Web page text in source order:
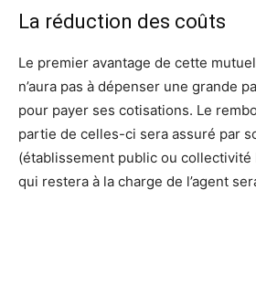
La réduction des coûts
Le premier avantage de cette
n’aura pas à dépenser une grande
pour payer ses cotisations. Le
partie de celles-ci sera assuré par
(établissement public ou collectivité
qui restera à la charge de l’agent